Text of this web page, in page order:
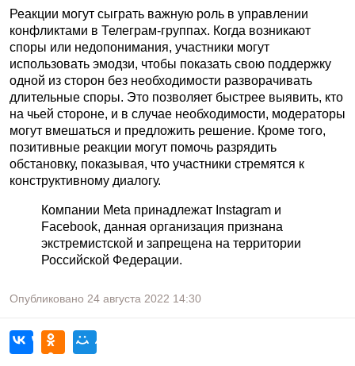
Реакции могут сыграть важную роль в управлении
конфликтами в Телеграм-группах. Когда возникают
споры или недопонимания, участники могут
использовать эмодзи, чтобы показать свою поддержку
одной из сторон без необходимости разворачивать
длительные споры. Это позволяет быстрее выявить, кто
на чьей стороне, и в случае необходимости, модераторы
могут вмешаться и предложить решение. Кроме того,
позитивные реакции могут помочь разрядить
обстановку, показывая, что участники стремятся к
конструктивному диалогу.
Компании Meta принадлежат Instagram и
Facebook, данная организация признана
экстремистской и запрещена на территории
Российской Федерации.
Опубликовано 24 августа 2022 14:30